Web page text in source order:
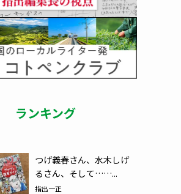
ランキング
つげ義春さん、水木しげ
るさん、そして……...
指出一正